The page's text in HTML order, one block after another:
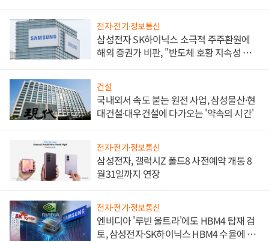
전자·전기·정보통신
삼성전자 SK하이닉스 소극적 주주환원에
해외 증권가 비판, "반도체 호황 지속성 의
건설
국내외서 속도 붙는 원전 사업, 삼성물산·현
대건설·대우건설에 다가오는 '약속의 시간'
전자·전기·정보통신
삼성전자, 갤럭시Z 폴드8 사전예약 개통 8
월31일까지 연장
전자·전기·정보통신
엔비디아 '루빈 울트라'에도 HBM4 탑재 검
토, 삼성전자·SK하이닉스 HBM4 수율에 주